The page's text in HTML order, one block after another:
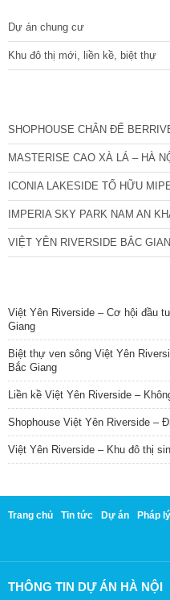
Dự án chung cư
Khu đô thị mới, liền kề, biệt thự
SHOPHOUSE CHÂN ĐẾ
MASTERISE CAO XÀ LÁ – HÀ
ICONIA LAKESIDE TỐ HỮU
IMPERIA SKY PARK NAM AN
VIỆT YÊN RIVERSIDE BẮC
Việt Yên Riverside – Cơ hội đầu
Giang
Biệt thự ven sông Việt Yên
Bắc Giang
Liền kề Việt Yên Riverside –
Shophouse Việt Yên Riverside –
Việt Yên Riverside – Khu đô thị
Trang chủ Tin tức Dự án Pháp lý
THÔNG TIN DỰ ÁN HÀ NỘI